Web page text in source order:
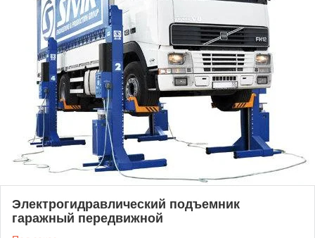
Электрогидравлический подъемник
гаражный передвижной